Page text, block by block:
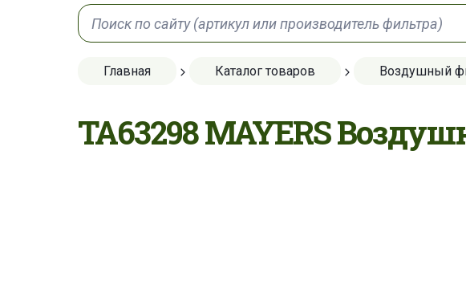
Главная Каталог товаров Воздушный
TA63298 MAYERS